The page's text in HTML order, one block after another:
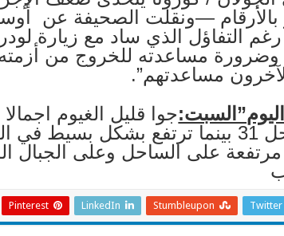
—ونقلت الصحيفة عن
رغم التفاؤل الذي ساد مع زيارة
وضرورة مساعدته للخروج من أزمته
مساعدتهم”.
جوا قليل الغيوم
Twitter
Stumbleupon
LinkedIn
Pinterest